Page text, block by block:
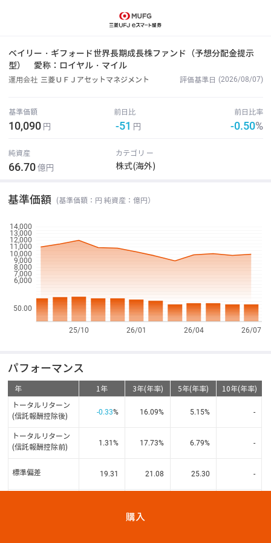
ベイリー・ギフォード世界長期成長株ファンド（予想分配金提示
型）
愛称：ロイヤル・マイル
運用会社 三菱ＵＦＪアセットマネジメント 評価基準日 (2026/08/07)
基準価額 前日比 前日比率
10,090 円 -51 円 -0.50%
純資産 カテゴリ ー
66.70 億円 株式(海外)
基準価額 (基準価額：円 純資産：億円）
50.00
25/10 26/01 26/04 26/07
6,000
7,000
8,000
9,000
10,000
11,000
12,000
13,000
14,000
パフォーマンス
年 1年 3年(年率) 5年(年率) 10年(年率)
トータルリターン
(信託報酬控除後)
-0.33% 16.09% 5.15% -
トータルリターン
(信託報酬控除前)
1.31 % 17.73% 6.79% -
標準偏差 19.31 21.08 25.30 -
購入